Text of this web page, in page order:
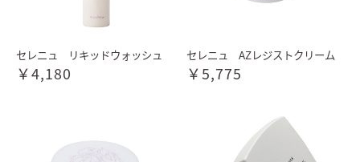
セレニュ リキッドウォッシュ
￥4,180
セレニュ AZレジストクリーム
￥5,775